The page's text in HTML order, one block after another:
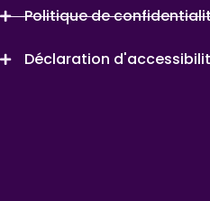
Politique de
Déclaration